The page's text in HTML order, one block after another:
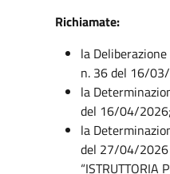
Richiamate:
la
n. 36 del 16/
la
del 16/04/2026;
la
del 27/04/2026
“ISTRUTTORIA